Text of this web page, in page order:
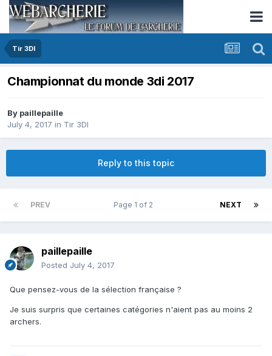
Tir 3DI
Championnat du monde 3di 2017
By paillepaille
July 4, 2017 in Tir 3DI
Reply to this topic
PREV NEXT
Page 1 of 2
paillepaille
Posted July 4, 2017
Que pensez-vous de la sélection française ?
Je suis surpris que certaines catégories n'aient pas au moins 2
archers.